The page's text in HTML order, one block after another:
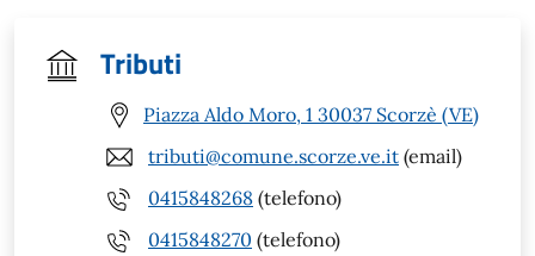
Tributi
Piazza Aldo Moro, 1 30037 Scorzè (VE)
tributi@comune.scorze.ve.it (email)
0415848268 (telefono)
0415848270 (telefono)